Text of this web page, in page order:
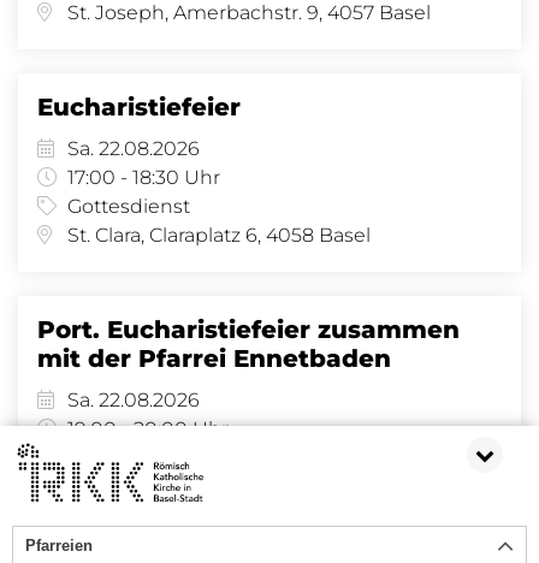
St. Joseph, Amerbachstr. 9, 4057 Basel
Eucharistiefeier
Sa. 22.08.2026
17:00 - 18:30 Uhr
Gottesdienst
St. Clara, Claraplatz 6, 4058 Basel
Port. Eucharistiefeier zusammen
mit der Pfarrei Ennetbaden
Sa. 22.08.2026
19:00 - 20:00 Uhr
Gottesdienst
St. Joseph, Amerbachstr. 9, 4057 Basel
Pfarreien